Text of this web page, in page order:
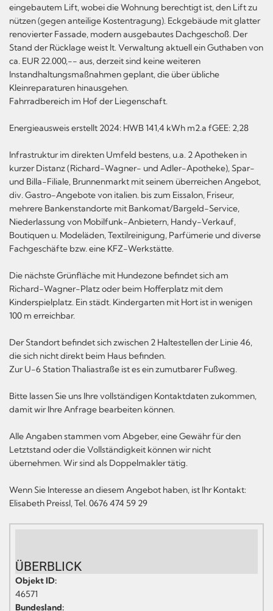
eingebautem Lift, wobei die Wohnung berechtigt ist, den Lift zu
nützen (gegen anteilige Kostentragung). Eckgebäude mit glatter
renovierter Fassade, modern ausgebautes Dachgeschoß. Der
Stand der Rücklage weist lt. Verwaltung aktuell ein Guthaben von
ca. EUR 22.000,-- aus, derzeit sind keine weiteren
Instandhaltungsmaßnahmen geplant, die über übliche
Kleinreparaturen hinausgehen.
Fahrradbereich im Hof der Liegenschaft.
Energieausweis erstellt 2024: HWB 141,4 kWh m2.a fGEE: 2,28
Infrastruktur im direkten Umfeld bestens, u.a. 2 Apotheken in
kurzer Distanz (Richard-Wagner- und Adler-Apotheke), Spar-
und Billa-Filiale, Brunnenmarkt mit seinem überreichen Angebot,
div. Gastro-Angebote von italien. bis zum Eissalon, Friseur,
mehrere Bankenstandorte mit Bankomat/Bargeld-Service,
Niederlassung von Mobilfunk-Anbietern, Handy-Verkauf,
Boutiquen u. Modeläden, Textilreinigung, Parfümerie und diverse
Fachgeschäfte bzw. eine KFZ-Werkstätte.
Die nächste Grünfläche mit Hundezone befindet sich am
Richard-Wagner-Platz oder beim Hofferplatz mit dem
Kinderspielplatz. Ein städt. Kindergarten mit Hort ist in wenigen
100 m erreichbar.
Der Standort befindet sich zwischen 2 Haltestellen der Linie 46,
die sich nicht direkt beim Haus befinden.
Zur U-6 Station Thaliastraße ist es ein zumutbarer Fußweg.
Bitte lassen Sie uns Ihre vollständigen Kontaktdaten zukommen,
damit wir Ihre Anfrage bearbeiten können.
Alle Angaben stammen vom Abgeber, eine Gewähr für den
Letztstand oder die Vollständigkeit können wir nicht
übernehmen. Wir sind als Doppelmakler tätig.
Wenn Sie Interesse an diesem Angebot haben, ist Ihr Kontakt:
Elisabeth Preissl, Tel. 0676 474 59 29
ÜBERBLICK
Objekt ID:
46571
Bundesland: